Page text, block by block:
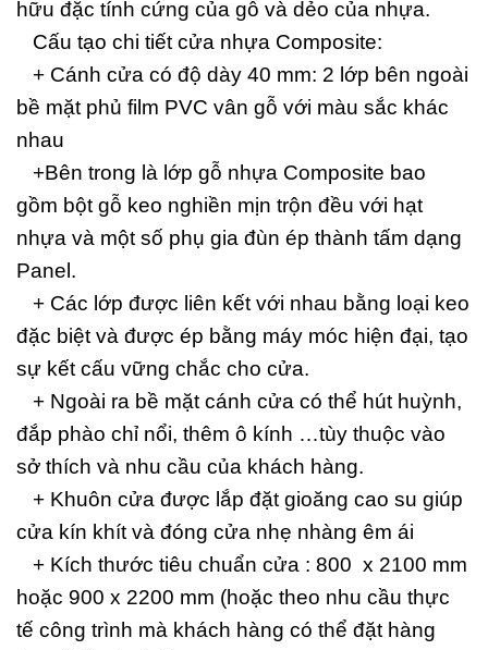
hữu đặc tính cứng của gỗ và dẻo của nhựa.
Cấu tạo chi tiết cửa nhựa Composite:
+ Cánh cửa có độ dày 40 mm: 2 lớp bên ngoài
bề mặt phủ film PVC vân gỗ với màu sắc khác
nhau
+Bên trong là lớp gỗ nhựa Composite bao
gồm bột gỗ keo nghiền mịn trộn đều với hạt
nhựa và một số phụ gia đùn ép thành tấm dạng
Panel.
+ Các lớp được liên kết với nhau bằng loại keo
đặc biệt và được ép bằng máy móc hiện đại, tạo
sự kết cấu vững chắc cho cửa.
+ Ngoài ra bề mặt cánh cửa có thể hút huỳnh,
đắp phào chỉ nổi, thêm ô kính …tùy thuộc vào
sở thích và nhu cầu của khách hàng.
+ Khuôn cửa được lắp đặt gioăng cao su giúp
cửa kín khít và đóng cửa nhẹ nhàng êm ái
+ Kích thước tiêu chuẩn cửa : 800 x 2100 mm
hoặc 900 x 2200 mm (hoặc theo nhu cầu thực
tế công trình mà khách hàng có thể đặt hàng